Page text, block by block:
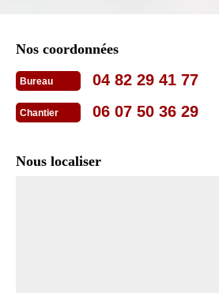
Nos coordonnées
Bureau 04 82 29 41 77
Chantier 06 07 50 36 29
Nous localiser